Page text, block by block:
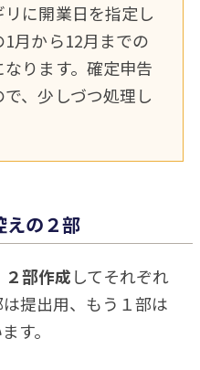
に開業日を指定し
月から12月までの
ります。確定申告
、少しづつ処理し
えの２部
２部作成してそれぞれ
提出用、もう１部は
す。